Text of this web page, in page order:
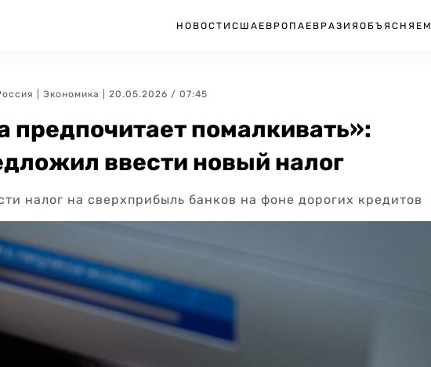
НОВОСТИ США ЕВРОПА ЕВРАЗИЯ ОБЪЯСНЯЕМ
Экономика | 20.05.2026 / 07:45
предпочитает помалкивать»:
ввести новый налог
налог на сверхприбыль банков на фоне дорогих кредитов